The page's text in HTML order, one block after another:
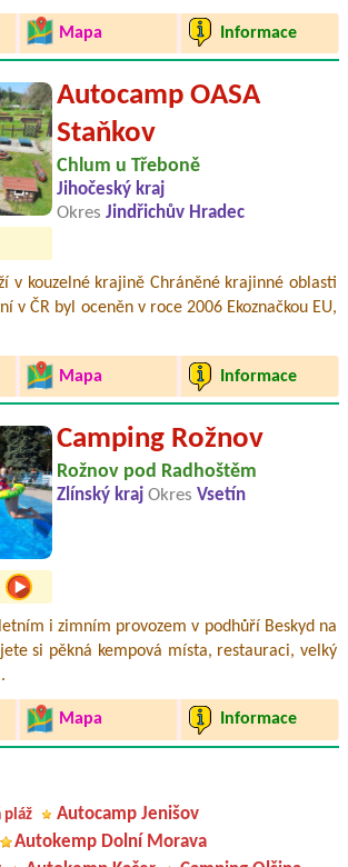
Mapa Informace
Autocamp OASA
Staňkov
Chlum u Třeboně
Jihočeský kraj
Okres Jindřichův Hradec
v kouzelné krajině Chráněné krajinné oblasti
v ČR byl oceněn v roce 2006 Ekoznačkou EU,
Mapa Informace
Camping Rožnov
Rožnov pod Radhoštěm
Zlínský kraj Okres Vsetín
i zimním provozem v podhůří Beskyd na
si pěkná kempová místa, restauraci, velký
Mapa Informace
pláž
Autocamp Jenišov
Autokemp Dolní Morava